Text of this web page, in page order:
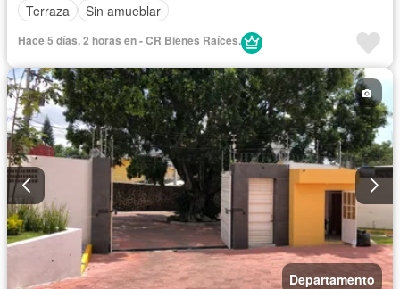
Terraza
Sin amueblar
Hace 5 días, 2 horas en - CR Bienes Raíces.
Departamento